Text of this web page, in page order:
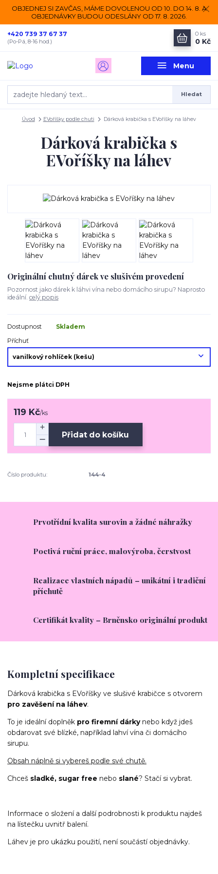
OBJEDNEJ SI ZAVČAS, MÁME DOVOLENOU OD 10. DO 14. 8. A
OBJEDNÁVKY BUDOU ODESLÁNY OD 17. 8. 2026.
Menu
Hledat
+420 739 37 67 37
(Po-Pá, 8-16 hod.)
0 ks
0 Kč
Úvod EVoříšky podle chuti Dárková krabička s EVoříšky na láhev
Dárková krabička s
EVoříšky na láhev
Originální chutný dárek ve slušivém provedení
Pozornost jako dárek k láhvi vína nebo domácího sirupu? Naprosto
ideální. celý popis
Dostupnost
Skladem
Příchuť
Nejsme plátci DPH
119 Kč/ks
Přidat do košíku
Číslo produktu: 144-4
Prvotřídní kvalita surovin a žádné náhražky
Poctivá ruční práce, malovýroba, čerstvost
Realizace vlastních nápadů – unikátní i tradiční
příchutě
Certifikát kvality – Brněnsko originální produkt
Kompletní specifikace
Dárková krabička s EVoříšky ve slušivé krabičce s otvorem
pro zavěšení na láhev.
To je ideální doplněk pro firemní dárkynebo když jdeš
obdarovat své blízké, například lahví vína či domácího
sirupu.
Obsah náplně si vybereš podle své chutě.
Chceš sladké, sugar free nebo slané? Stačí si vybrat.
Informace o složení a další podrobnosti k produktu najdeš
na lístečku uvnitř balení.
Láhev je pro ukázku použití, není součástí objednávky.